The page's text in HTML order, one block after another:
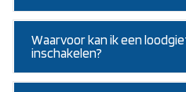
Waarvoor kan ik een
inschakelen?